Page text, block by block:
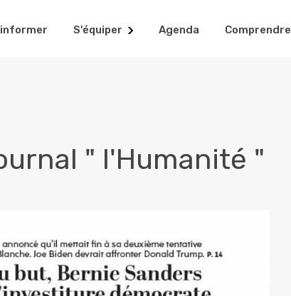
S'équiper Agenda Comprendre
" l'Humanité "